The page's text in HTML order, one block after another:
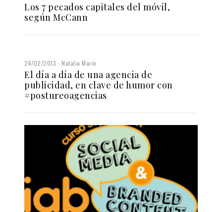
Los 7 pecados capitales del móvil,
según McCann
26/02/2013 Natalia Marin
El día a día de una agencia de
publicidad, en clave de humor con
#postureoagencias